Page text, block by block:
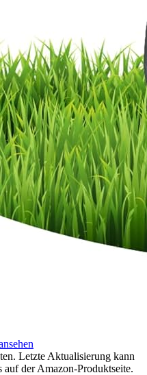
Letzte Aktualisierung kann
der Amazon-Produktseite.